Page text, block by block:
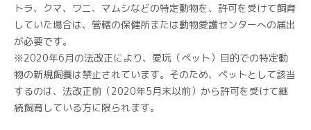
トラ、クマ、ワニ、マムシなどの特定動物を、許可を受けて飼育
していた場合は、管轄の保健所または動物愛護センターへの届出
が必要です。
※2020年6月の法改正により、愛玩（ペット）目的での特定動
物の新規飼養は禁止されています。そのため、ペットとして該当
するのは、法改正前（2020年5月末以前）から許可を受けて継
続飼育している方に限られます。